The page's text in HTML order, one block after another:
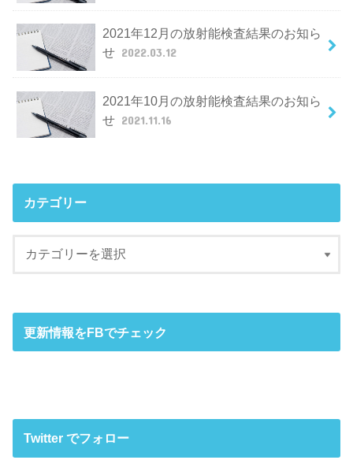
2021年12月の放射能検査結果のお知ら
せ 2022.03.12
2021年10月の放射能検査結果のお知ら
せ 2021.11.16
カテゴリー
更新情報をFBでチェック
Twitter でフォロー